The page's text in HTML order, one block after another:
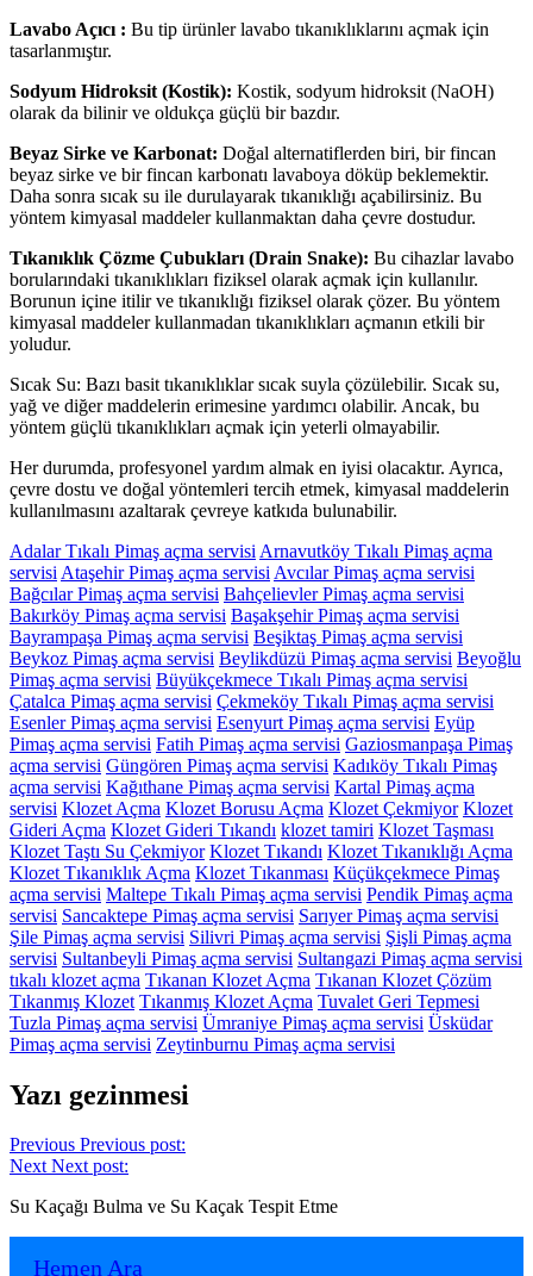
Lavabo Açıcı : Bu tip ürünler lavabo tıkanıklıklarını açmak için
tasarlanmıştır.
Sodyum Hidroksit (Kostik): Kostik, sodyum hidroksit (NaOH)
olarak da bilinir ve oldukça güçlü bir bazdır.
Beyaz Sirke ve Karbonat: Doğal alternatiflerden biri, bir fincan
beyaz sirke ve bir fincan karbonatı lavaboya döküp beklemektir.
Daha sonra sıcak su ile durulayarak tıkanıklığı açabilirsiniz. Bu
yöntem kimyasal maddeler kullanmaktan daha çevre dostudur.
Tıkanıklık Çözme Çubukları (Drain Snake): Bu cihazlar lavabo
borularındaki tıkanıklıkları fiziksel olarak açmak için kullanılır.
Borunun içine itilir ve tıkanıklığı fiziksel olarak çözer. Bu yöntem
kimyasal maddeler kullanmadan tıkanıklıkları açmanın etkili bir
yoludur.
Sıcak Su: Bazı basit tıkanıklıklar sıcak suyla çözülebilir. Sıcak su,
yağ ve diğer maddelerin erimesine yardımcı olabilir. Ancak, bu
yöntem güçlü tıkanıklıkları açmak için yeterli olmayabilir.
Her durumda, profesyonel yardım almak en iyisi olacaktır. Ayrıca,
çevre dostu ve doğal yöntemleri tercih etmek, kimyasal maddelerin
kullanılmasını azaltarak çevreye katkıda bulunabilir.
Adalar Tıkalı Pimaş açma servisi Arnavutköy Tıkalı Pimaş açma
servisi Ataşehir Pimaş açma servisi Avcılar Pimaş açma servisi
Bağcılar Pimaş açma servisi Bahçelievler Pimaş açma servisi
Bakırköy Pimaş açma servisi Başakşehir Pimaş açma servisi
Bayrampaşa Pimaş açma servisi Beşiktaş Pimaş açma servisi
Beykoz Pimaş açma servisi Beylikdüzü Pimaş açma servisi Beyoğlu
Pimaş açma servisi Büyükçekmece Tıkalı Pimaş açma servisi
Çatalca Pimaş açma servisi Çekmeköy Tıkalı Pimaş açma servisi
Esenler Pimaş açma servisi Esenyurt Pimaş açma servisi Eyüp
Pimaş açma servisi Fatih Pimaş açma servisi Gaziosmanpaşa Pimaş
açma servisi Güngören Pimaş açma servisi Kadıköy Tıkalı Pimaş
açma servisi Kağıthane Pimaş açma servisi Kartal Pimaş açma
servisi Klozet Açma Klozet Borusu Açma Klozet Çekmiyor Klozet
Gideri Açma Klozet Gideri Tıkandı klozet tamiri Klozet Taşması
Klozet Taştı Su Çekmiyor Klozet Tıkandı Klozet Tıkanıklığı Açma
Klozet Tıkanıklık Açma Klozet Tıkanması Küçükçekmece Pimaş
açma servisi Maltepe Tıkalı Pimaş açma servisi Pendik Pimaş açma
servisi Sancaktepe Pimaş açma servisi Sarıyer Pimaş açma servisi
Şile Pimaş açma servisi Silivri Pimaş açma servisi Şişli Pimaş açma
servisi Sultanbeyli Pimaş açma servisi Sultangazi Pimaş açma servisi
tıkalı klozet açma Tıkanan Klozet Açma Tıkanan Klozet Çözüm
Tıkanmış Klozet Tıkanmış Klozet Açma Tuvalet Geri Tepmesi
Tuzla Pimaş açma servisi Ümraniye Pimaş açma servisi Üsküdar
Pimaş açma servisi Zeytinburnu Pimaş açma servisi
Yazı gezinmesi
Previous Previous post:
Next Next post:
Su Kaçağı Bulma ve Su Kaçak Tespit Etme
Hemen Ara